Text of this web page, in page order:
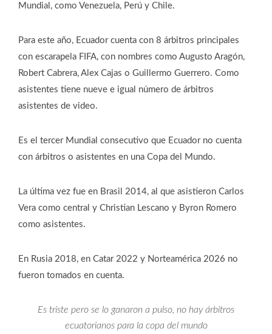
Mundial, como Venezuela, Perú y Chile.
Para este año, Ecuador cuenta con 8 árbitros principales
con escarapela FIFA, con nombres como Augusto Aragón,
Robert Cabrera, Alex Cajas o Guillermo Guerrero. Como
asistentes tiene nueve e igual número de árbitros
asistentes de video.
Es el tercer Mundial consecutivo que Ecuador no cuenta
con árbitros o asistentes en una Copa del Mundo.
La última vez fue en Brasil 2014, al que asistieron Carlos
Vera como central y Christian Lescano y Byron Romero
como asistentes.
En Rusia 2018, en Catar 2022 y Norteamérica 2026 no
fueron tomados en cuenta.
Es triste pero se lo ganaron a pulso, no hay árbitros
ecuatorianos para la copa del mundo